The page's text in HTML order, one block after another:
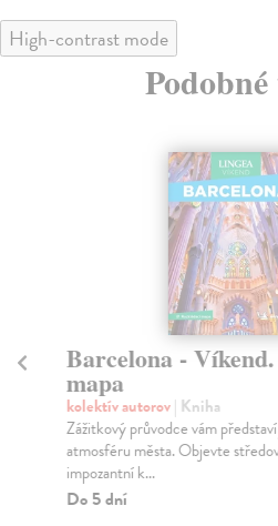
High-contrast mode
Barcelona -
mapa
kolektív autorov| Kniha
Zážitkový průvodce vám
atmosféru města. Objevte
impozantní k...
Do 5 dní